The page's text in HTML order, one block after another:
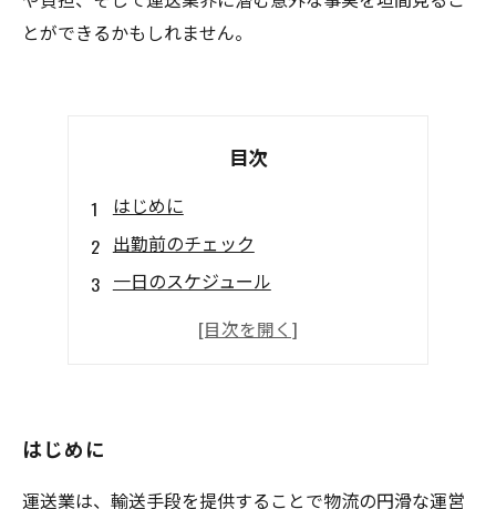
とができるかもしれません。
目次
はじめに
出勤前のチェック
一日のスケジュール
運転中の注意点
はじめに
運送業は、輸送手段を提供することで物流の円滑な運営